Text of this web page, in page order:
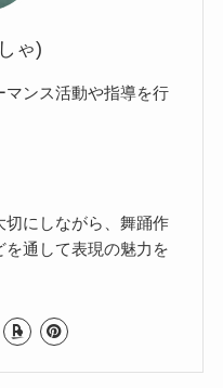
ゃ)
ンス活動や指導を行
にしながら、舞踊作
通して表現の魅力を